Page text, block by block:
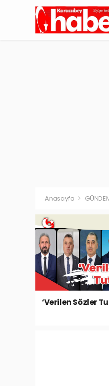
Anasayfa
‘Verilen Sözler